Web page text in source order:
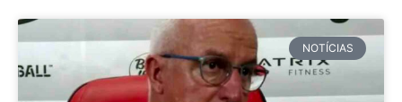
NOTÍCIAS